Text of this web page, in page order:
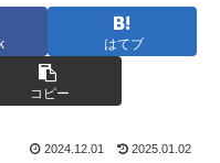
はてブ
コピー
2024.12.01 2025.01.02